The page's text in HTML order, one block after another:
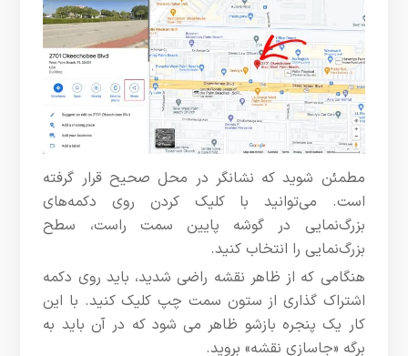
مطمئن شوید که نشانگر در محل صحیح قرار گرفته
است. می‌توانید با کلیک کردن روی دکمه‌های
بزرگ‌نمایی در گوشه پایین سمت راست، سطح
بزرگ‌نمایی را انتخاب کنید.
هنگامی که از ظاهر نقشه راضی شدید، باید روی دکمه
اشتراک گذاری از ستون سمت چپ کلیک کنید. با این
کار یک پنجره بازشو ظاهر می شود که در آن باید به
برگه «جاسازی نقشه» بروید.